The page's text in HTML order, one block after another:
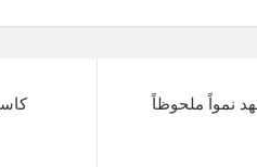
نمواً ملحوظاً